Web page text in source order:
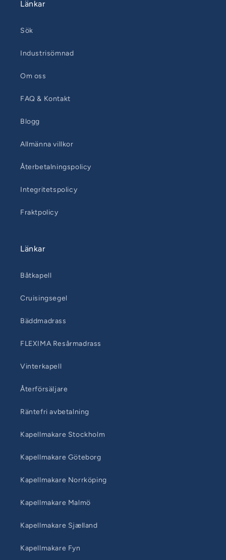
Länkar
Sök
Industrisömnad
Om oss
FAQ & Kontakt
Blogg
Allmänna villkor
Återbetalningspolicy
Integritetspolicy
Fraktpolicy
Länkar
Båtkapell
Cruisingsegel
Bäddmadrass
FLEXIMA Resårmadrass
Vinterkapell
Återförsäljare
Räntefri avbetalning
Kapellmakare Stockholm
Kapellmakare Göteborg
Kapellmakare Norrköping
Kapellmakare Malmö
Kapellmakare Sjælland
Kapellmakare Fyn